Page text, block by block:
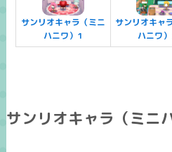
サンリオキャラ（ミニ
ハニワ）1
サンリオキャ
ハニワ
サンリオキャラ（ミニ